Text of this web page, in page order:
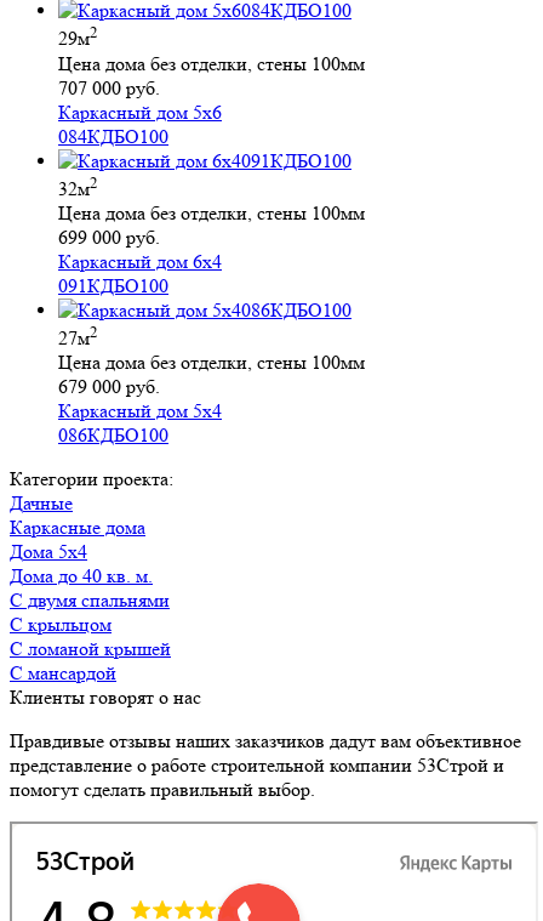
29м2
Цена дома без отделки, стены 100мм
707 000 руб.
Каркасный дом 5х6
084КДБО100
32м2
Цена дома без отделки, стены 100мм
699 000 руб.
Каркасный дом 6х4
091КДБО100
27м2
Цена дома без отделки, стены 100мм
679 000 руб.
Каркасный дом 5х4
086КДБО100
Категории проекта:
Дачные
Каркасные дома
Дома 5х4
Дома до 40 кв. м.
с двумя спальнями
с крыльцом
с ломаной крышей
с мансардой
Клиенты говорят о нас
Правдивые отзывы наших заказчиков дадут вам объективное
представление о работе строительной компании 53Строй и
помогут сделать правильный выбор.